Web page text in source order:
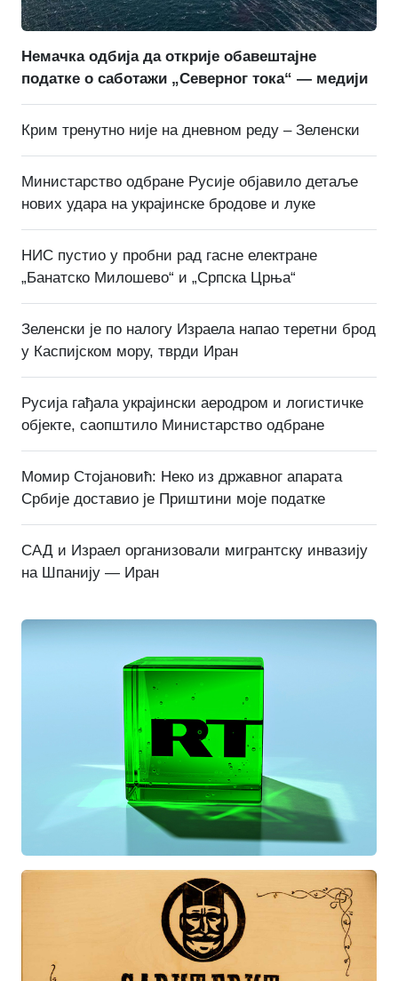
Немачка одбија да открије обавештајне
податке о саботажи „Северног тока“ — медији
Крим тренутно није на дневном реду – Зеленски
Министарство одбране Русије објавило детаље
нових удара на украјинске бродове и луке
НИС пустио у пробни рад гасне електране
„Банатско Милошево“ и „Српска Црња“
Зеленски је по налогу Израела напао теретни брод
у Каспијском мору, тврди Иран
Русија гађала украјински аеродром и логистичке
објекте, саопштило Министарство одбране
Момир Стојановић: Неко из државног апарата
Србије доставио је Приштини моје податке
САД и Израел организовали мигрантску инвазију
на Шпанију — Иран